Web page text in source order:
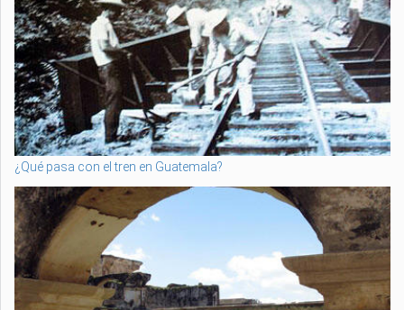
¿Qué pasa con el tren en Guatemala?